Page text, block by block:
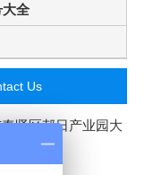
全
Us
贤区邦日产业园大